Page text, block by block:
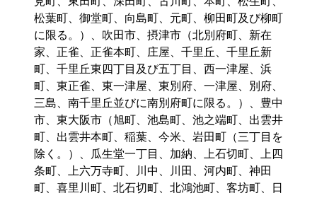
松葉町、御堂町、向島町、元町、柳田町及び柳町
に限る。）、吹田市、摂津市（北別府町、新在
家、正雀、正雀本町、庄屋、千里丘、千里丘新
町、千里丘東四丁目及び五丁目、西一津屋、浜
町、東正雀、東一津屋、東別府、一津屋、別府、
三島、南千里丘並びに南別府町に限る。）、豊中
市、東大阪市（旭町、池島町、池之端町、出雲井
町、出雲井本町、稲葉、今米、岩田町（三丁目を
除く。）、瓜生堂一丁目、加納、上石切町、上四
条町、上六万寺町、川中、川田、河内町、神田
町、喜里川町、北石切町、北鴻池町、客坊町、日